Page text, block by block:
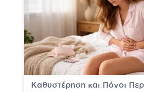
Καθυστέρηση και Πόνοι